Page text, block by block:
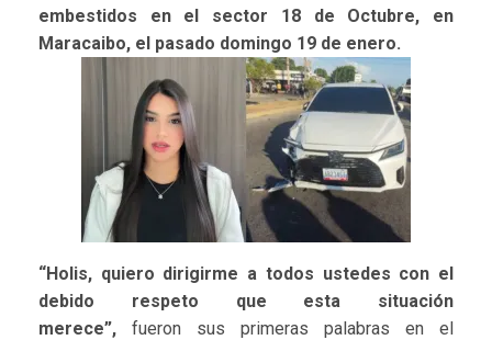
embestidos en el sector 18 de Octubre, en
Maracaibo, el pasado domingo 19 de enero.
“Holis, quiero dirigirme a todos ustedes con el
debido respeto que esta situación
merece”, fueron sus primeras palabras en el